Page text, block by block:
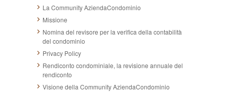
La Community AziendaCondominio
Missione
Nomina del revisore per la verifica della contabilità
del condominio
Privacy Policy
Rendiconto condominiale, la revisione annuale del
rendiconto
Visione della Community AziendaCondominio